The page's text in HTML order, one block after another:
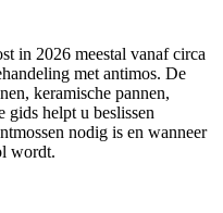
in 2026 meestal vanaf circa
met antimos. De
keramische pannen,
gids helpt u beslissen
nodig is en wanneer
wordt.